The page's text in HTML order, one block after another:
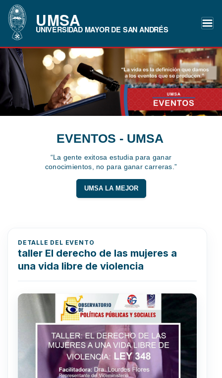
UMSA
UNIVERSIDAD MAYOR DE SAN ANDRÉS
EVENTOS - UMSA
“La gente exitosa estudia para ganar
conocimientos, no para ganar carreras.”
UMSA LA MEJOR
DETALLE DEL EVENTO
taller El derecho de las mujeres a
una vida libre de violencia